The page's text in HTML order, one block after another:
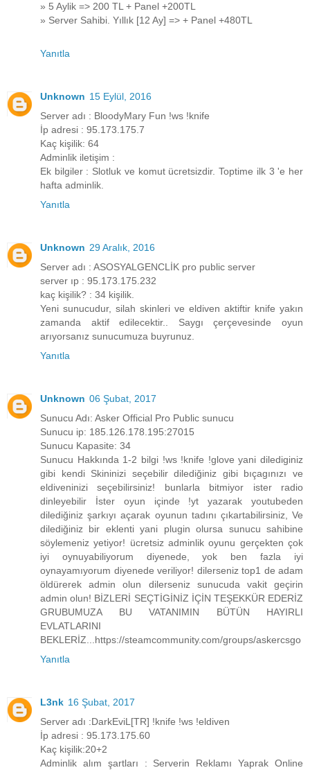
» 5 Aylik => 200 TL + Panel +200TL
» Server Sahibi. Yıllık [12 Ay] => + Panel +480TL
Yanıtla
Unknown 15 Eylül, 2016
Server adı : BloodyMary Fun !ws !knife
İp adresi : 95.173.175.7
Kaç kişilik: 64
Adminlik iletişim :
Ek bilgiler : Slotluk ve komut ücretsizdir. Toptime ilk 3 'e her
hafta adminlik.
Yanıtla
Unknown 29 Aralık, 2016
Server adı : ASOSYALGENCLİK pro public server
server ıp : 95.173.175.232
kaç kişilik? : 34 kişilik.
Yeni sunucudur, silah skinleri ve eldiven aktiftir knife yakın
zamanda aktif edilecektir.. Saygı çerçevesinde oyun
arıyorsanız sunucumuza buyrunuz.
Yanıtla
Unknown 06 Şubat, 2017
Sunucu Adı: Asker Official Pro Public sunucu
Sunucu ip: 185.126.178.195:27015
Sunucu Kapasite: 34
Sunucu Hakkında 1-2 bilgi !ws !knife !glove yani dilediginiz
gibi kendi Skininizi seçebilir dilediğiniz gibi bıçagınızı ve
eldiveninizi seçebilirsiniz! bunlarla bitmiyor ister radio
dinleyebilir İster oyun içinde !yt yazarak youtubeden
dilediğiniz şarkıyı açarak oyunun tadını çıkartabilirsiniz, Ve
dilediğiniz bir eklenti yani plugin olursa sunucu sahibine
söylemeniz yetiyor! ücretsiz adminlik oyunu gerçekten çok
iyi oynuyabiliyorum diyenede, yok ben fazla iyi
oynayamıyorum diyenede veriliyor! dilerseniz top1 de adam
öldürerek admin olun dilerseniz sunucuda vakit geçirin
admin olun! BİZLERİ SEÇTİGİNİZ İÇİN TEŞEKKÜR EDERİZ
GRUBUMUZA BU VATANIMIN BÜTÜN HAYIRLI
EVLATLARINI
BEKLERİZ...https://steamcommunity.com/groups/askercsgo
Yanıtla
L3nk 16 Şubat, 2017
Server adı :DarkEviL[TR] !knife !ws !eldiven
İp adresi : 95.173.175.60
Kaç kişilik:20+2
Adminlik alım şartları : Serverin Reklamı Yaprak Online